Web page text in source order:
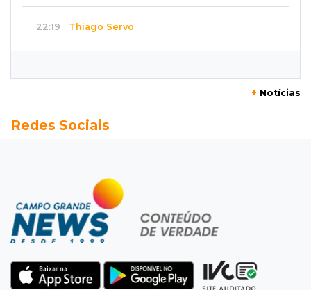
22:19 Thiago Servo
Semana vai começar com 909 novas
Flagrante
Motorista atinge carro parado, perde
retrovisor e foge no Jardim Antártica
“Sinto que ela está por perto”, diz mãe de
+ Notícias
Redes Sociais